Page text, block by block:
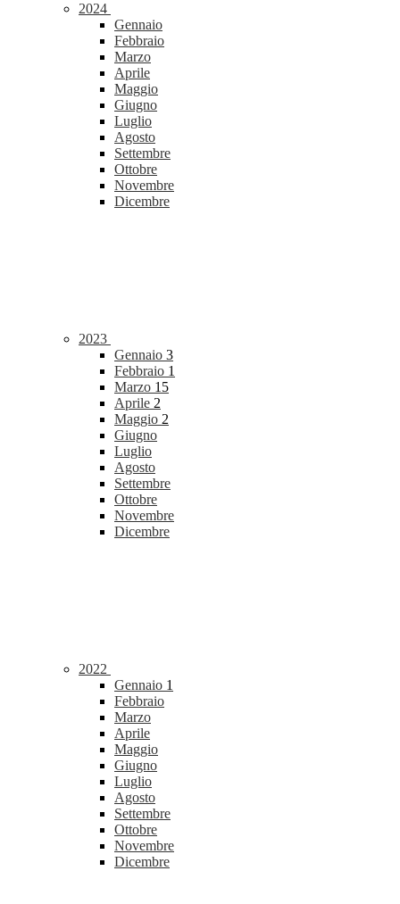
2024
Gennaio
Febbraio
Marzo
Aprile
Maggio
Giugno
Luglio
Agosto
Settembre
Ottobre
Novembre
Dicembre
2023
Gennaio 3
Febbraio 1
Marzo 15
Aprile 2
Maggio 2
Giugno
Luglio
Agosto
Settembre
Ottobre
Novembre
Dicembre
2022
Gennaio 1
Febbraio
Marzo
Aprile
Maggio
Giugno
Luglio
Agosto
Settembre
Ottobre
Novembre
Dicembre